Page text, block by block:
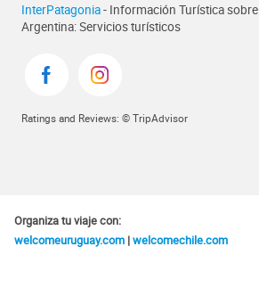
InterPatagonia- Información Turística sobre
Argentina: Servicios turísticos
Ratings and Reviews: © TripAdvisor
Organiza tu viaje con:
welcomeuruguay.com |welcomechile.com